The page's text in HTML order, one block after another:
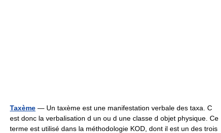
Taxème — Un taxème est une manifestation verbale des taxa. C
est donc la verbalisation d un ou d une classe d objet physique. Ce
terme est utilisé dans la méthodologie KOD, dont il est un des trois